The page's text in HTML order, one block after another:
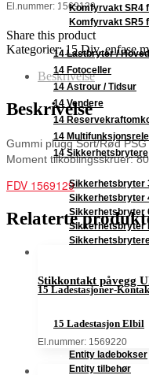
Komfyrvakt SR4
Komfyrvakt SR5
14 Lastbryter /
14 Fotoceller
14 Astrour / Tidsur
14 Vendere
14
14 Multifunksjonsrele
14 Sikkerhetsbrytere
Sikkerhetsbryter
Sikkerhetsbryter
Sikkerhetsbryter
Sikkerhetsbryter
15 Ladestasjoner-
15 Ladestasjon Elbil
Entity ladebokser
Entity tilbehør
El.nummer: 1569129
Share this product
Kategorier:15 Div. enfase
Beskrivelse
Beskrivelse
Gummi plugg Sort/Rød
Moment tilkoblingsskruer:
FDV 1569129
Relaterte
Stikkontakt påvegg
El.nummer: 1569220